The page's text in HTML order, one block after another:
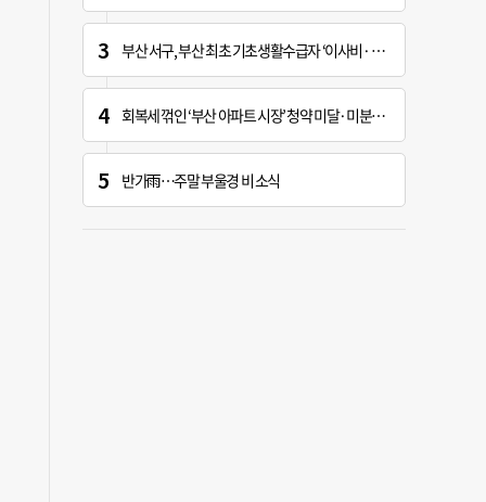
부산 서구, 부산 최초 기초생활수급자 ‘이사비· 생필품비’ 지원
회복세 꺾인 ‘부산 아파트 시장’ 청약 미달·미분양 심화
반가雨…주말 부울경 비 소식